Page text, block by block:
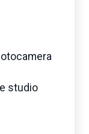
studio